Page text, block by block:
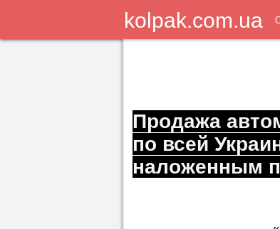
kolpak.com.ua
Продажа
по всей
наложенным